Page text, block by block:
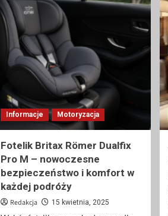
Informacje Motoryzacja
Fotelik Britax Römer Dualfix
Pro M – nowoczesne
bezpieczeństwo i komfort w
każdej podróży
Redakcja 15 kwietnia, 2025